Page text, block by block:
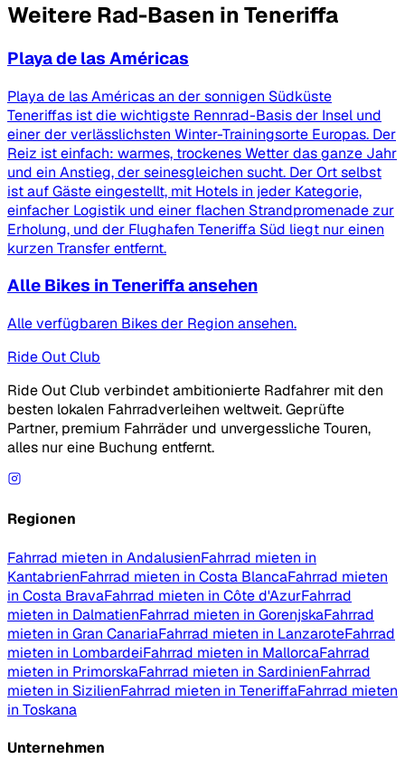
Weitere Rad-Basen in Teneriffa
Playa de las Américas
Playa de las Américas an der sonnigen Südküste
Teneriffas ist die wichtigste Rennrad-Basis der Insel und
einer der verlässlichsten Winter-Trainingsorte Europas. Der
Reiz ist einfach: warmes, trockenes Wetter das ganze Jahr
und ein Anstieg, der seinesgleichen sucht. Der Ort selbst
ist auf Gäste eingestellt, mit Hotels in jeder Kategorie,
einfacher Logistik und einer flachen Strandpromenade zur
Erholung, und der Flughafen Teneriffa Süd liegt nur einen
kurzen Transfer entfernt.
Alle Bikes in Teneriffa ansehen
Alle verfügbaren Bikes der Region ansehen.
Ride Out Club
Ride Out Club verbindet ambitionierte Radfahrer mit den
besten lokalen Fahrradverleihen weltweit. Geprüfte
Partner, premium Fahrräder und unvergessliche Touren,
alles nur eine Buchung entfernt.
Regionen
Fahrrad mieten in AndalusienFahrrad mieten in
KantabrienFahrrad mieten in Costa BlancaFahrrad mieten
in Costa BravaFahrrad mieten in Côte d'AzurFahrrad
mieten in DalmatienFahrrad mieten in GorenjskaFahrrad
mieten in Gran CanariaFahrrad mieten in LanzaroteFahrrad
mieten in LombardeiFahrrad mieten in MallorcaFahrrad
mieten in PrimorskaFahrrad mieten in SardinienFahrrad
mieten in SizilienFahrrad mieten in TeneriffaFahrrad mieten
in Toskana
Unternehmen